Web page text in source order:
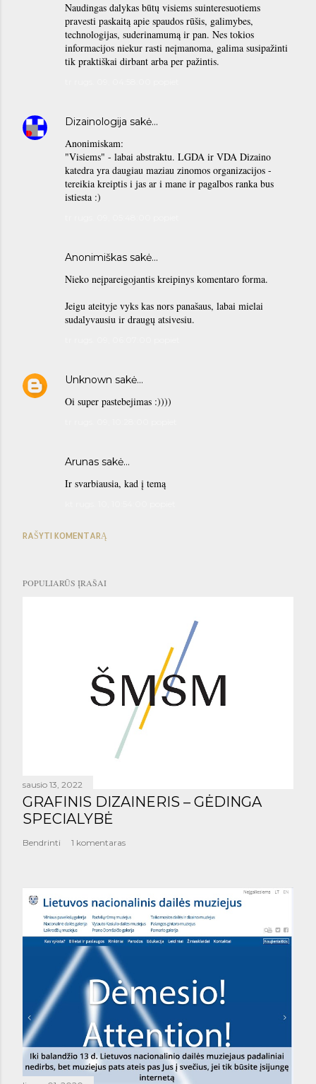
Naudingas dalykas būtų visiems suinteresuotiems
pravesti paskaitą apie spaudos rūšis, galimybes,
technologijas, suderinamumą ir pan. Nes tokios
informacijos niekur rasti neįmanoma, galima susipažinti
tik praktiškai dirbant arba per pažintis.
Dizainologija sakė…
Anonimiskam:
"Visiems" - labai abstraktu. LGDA ir VDA Dizaino
katedra yra daugiau maziau zinomos organizacijos -
tereikia kreiptis i jas ar i mane ir pagalbos ranka bus
istiesta :)
Anonimiškas sakė…
Nieko neįpareigojantis kreipinys komentaro forma.
Jeigu ateityje vyks kas nors panašaus, labai mielai
sudalyvausiu ir draugų atsivesiu.
Unknown sakė…
Oi super pastebejimas :))))
Arunas sakė…
Ir svarbiausia, kad į temą
RAŠYTI KOMENTARĄ
POPULIARŪS ĮRAŠAI
sausio 13, 2022
GRAFINIS DIZAINERIS – GĖDINGA
SPECIALYBĖ
Bendrinti 1 komentaras